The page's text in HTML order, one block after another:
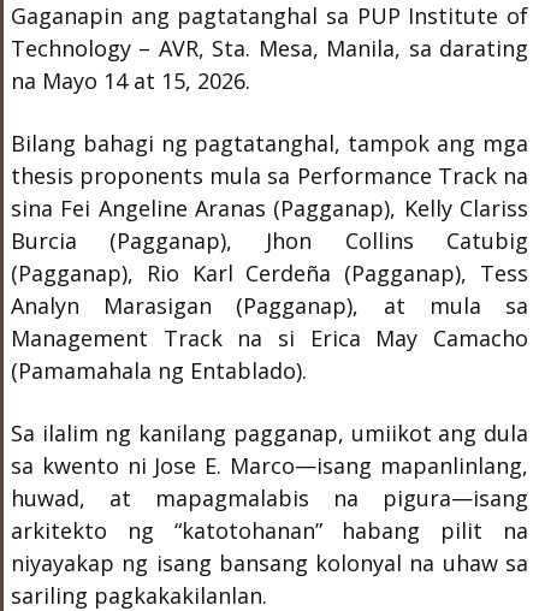
Gaganapin ang pagtatanghal sa PUP Institute of
Technology – AVR, Sta. Mesa, Manila, sa darating
na Mayo 14 at 15, 2026.
Bilang bahagi ng pagtatanghal, tampok ang mga
thesis proponents mula sa Performance Track na
sina Fei Angeline Aranas (Pagganap), Kelly Clariss
Burcia (Pagganap), Jhon Collins Catubig
(Pagganap), Rio Karl Cerdeña (Pagganap), Tess
Analyn Marasigan (Pagganap), at mula sa
Management Track na si Erica May Camacho
(Pamamahala ng Entablado).
Sa ilalim ng kanilang pagganap, umiikot ang dula
sa kwento ni Jose E. Marco—isang mapanlinlang,
huwad, at mapagmalabis na pigura—isang
arkitekto ng “katotohanan” habang pilit na
niyayakap ng isang bansang kolonyal na uhaw sa
sariling pagkakakilanlan.